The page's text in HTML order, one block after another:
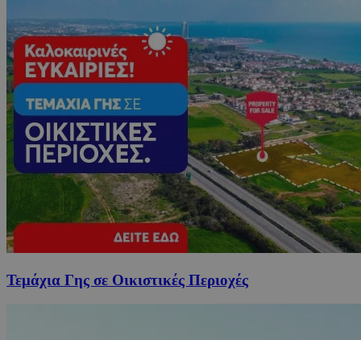
Τεμάχια Γης σε Οικιστικές Περιοχές